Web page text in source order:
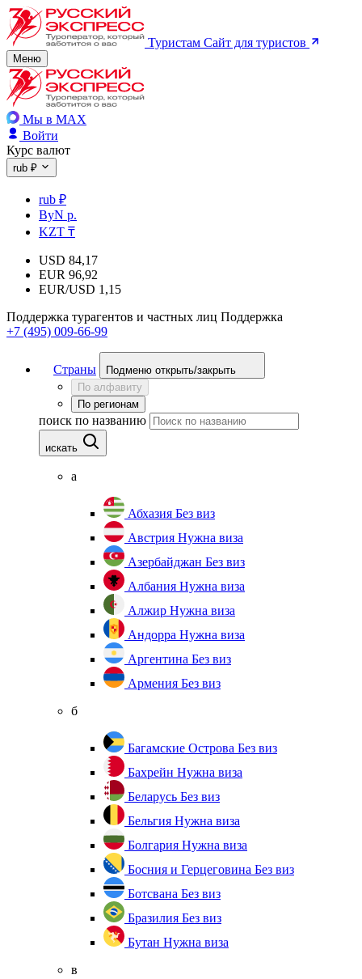
Туристам Сайт для туристов
Меню
Мы в MAX
Войти
Курс валют
rub ₽
rub ₽
ByN р.
KZT ₸
USD 84,17
EUR 96,92
EUR/USD 1,15
Поддержка турагентов и частных лиц Поддержка
+7 (495) 009-66-99
Страны
Подменю открыть/закрыть
По алфавиту
По регионам
поиск по названию
искать
а
Абхазия Без виз
Австрия Нужна виза
Азербайджан Без виз
Албания Нужна виза
Алжир Нужна виза
Андорра Нужна виза
Аргентина Без виз
Армения Без виз
б
Багамские Острова Без виз
Бахрейн Нужна виза
Беларусь Без виз
Бельгия Нужна виза
Болгария Нужна виза
Босния и Герцеговина Без виз
Ботсвана Без виз
Бразилия Без виз
Бутан Нужна виза
в